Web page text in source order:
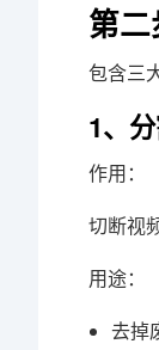
第二
包含三
1、
作用：
切断视
用途：
去掉